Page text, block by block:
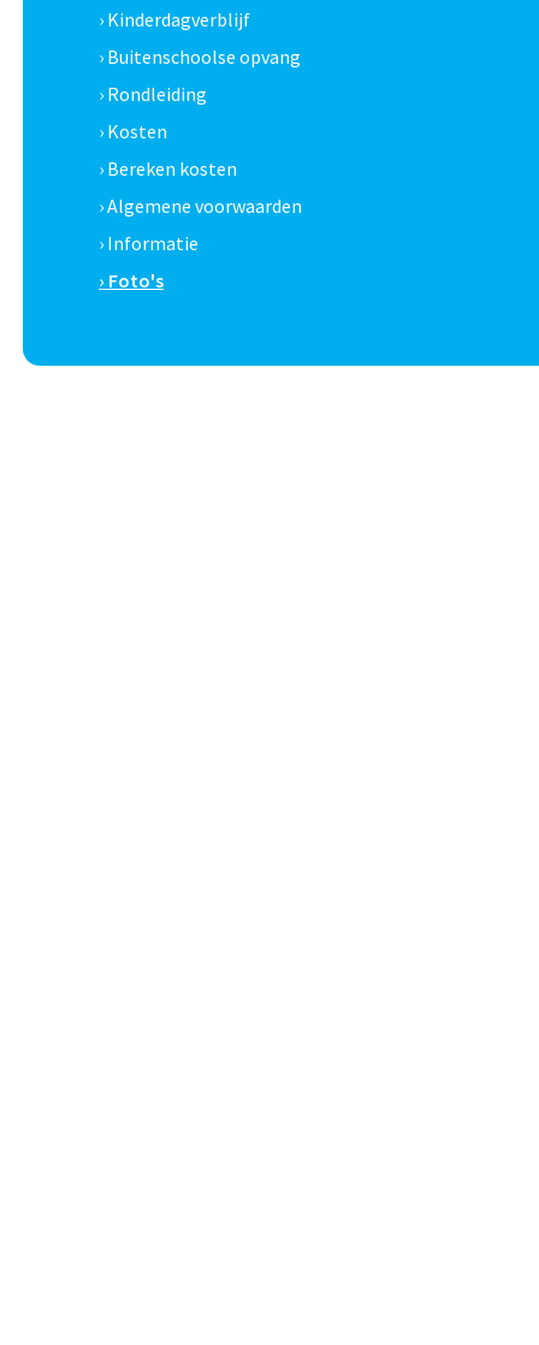
› Kinderdagverblijf
› Buitenschoolse opvang
› Rondleiding
› Kosten
› Bereken kosten
› Algemene voorwaarden
› Informatie
› Foto's